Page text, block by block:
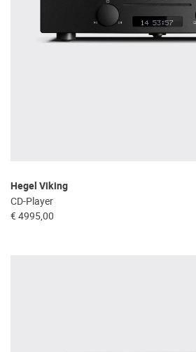
Hegel Viking
CD-Player
€ 4995,00